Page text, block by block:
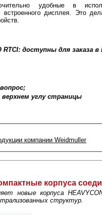
удобные в
дисплея. Это
RTCI: доступны для заказа
углу страницы
компании Weidmuller
корпуса
новые корпуса
структур.